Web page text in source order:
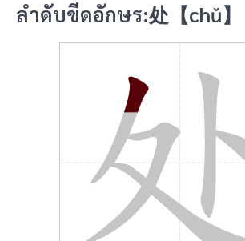
ลำดับขีดอักษร:处【chǔ】